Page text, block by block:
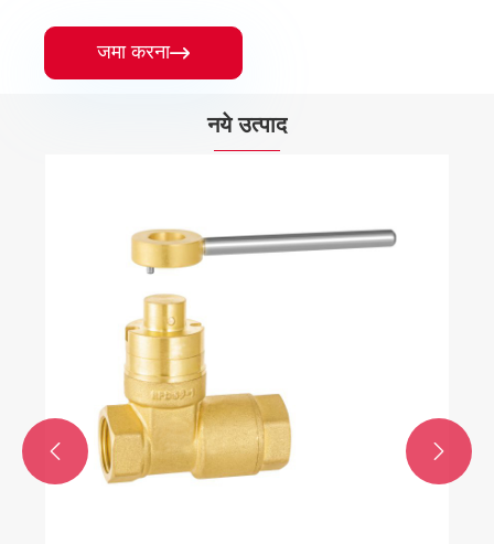
जमा करना
नये उत्पाद
 